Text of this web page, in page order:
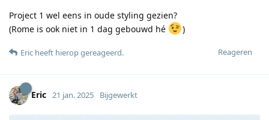
Project 1 wel eens in oude styling gezien?
(Rome is ook niet in 1 dag gebouwd hé
)
Reageren
Eric heeft hierop gereageerd.
Eric 21 jan. 2025 Bijgewerkt